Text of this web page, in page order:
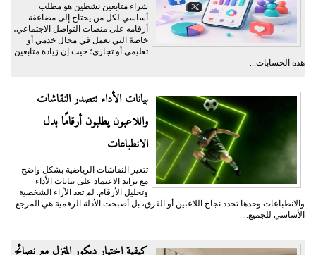
شراء متابعين نشطين هو مطلب
أساسي لكل من يحتاج إلى مضاعفة
أرقامه على منصات التواصل الاجتماعي،
خاصةً التي تعمل في مجال خدمي أو
تعليمي أو تجاري؛ حيث إن زيادة متابعين
هذه الحسابات...
بيانات الأداء تتصدر النقاشات
واللاعبون يطلبون أرقامًا بدل
الانطباعات
تتغير النقاشات الرياضية بشكل واضح
مع تزايد الاعتماد على بيانات الأداء
وتحليل الأرقام. لم تعد الآراء الشخصية
والانطباعات وحدها تحدد نجاح اللاعبين أو الفرق، بل أصبحت الأدلة الرقمية هي المرجع
الأساسي للجميع....